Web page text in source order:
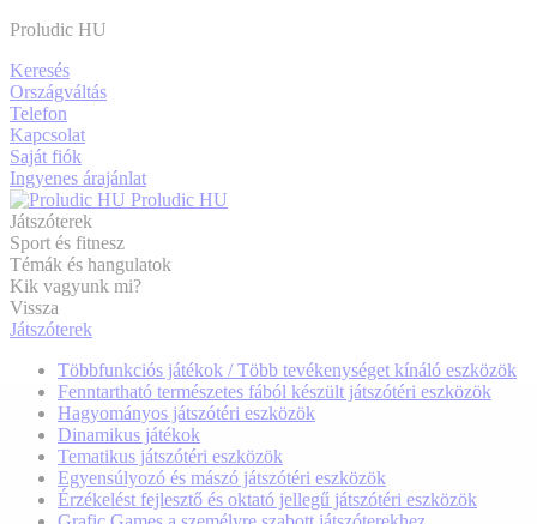
Proludic HU
Keresés
Országváltás
Telefon
Kapcsolat
Saját fiók
Ingyenes árajánlat
Proludic HU
Játszóterek
Sport és fitnesz
Témák és hangulatok
Kik vagyunk mi?
Vissza
Játszóterek
Többfunkciós játékok / Több tevékenységet kínáló eszközök
Fenntartható természetes fából készült játszótéri eszközök
Hagyományos játszótéri eszközök
Dinamikus játékok
Tematikus játszótéri eszközök
Egyensúlyozó és mászó játszótéri eszközök
Érzékelést fejlesztő és oktató jellegű játszótéri eszközök